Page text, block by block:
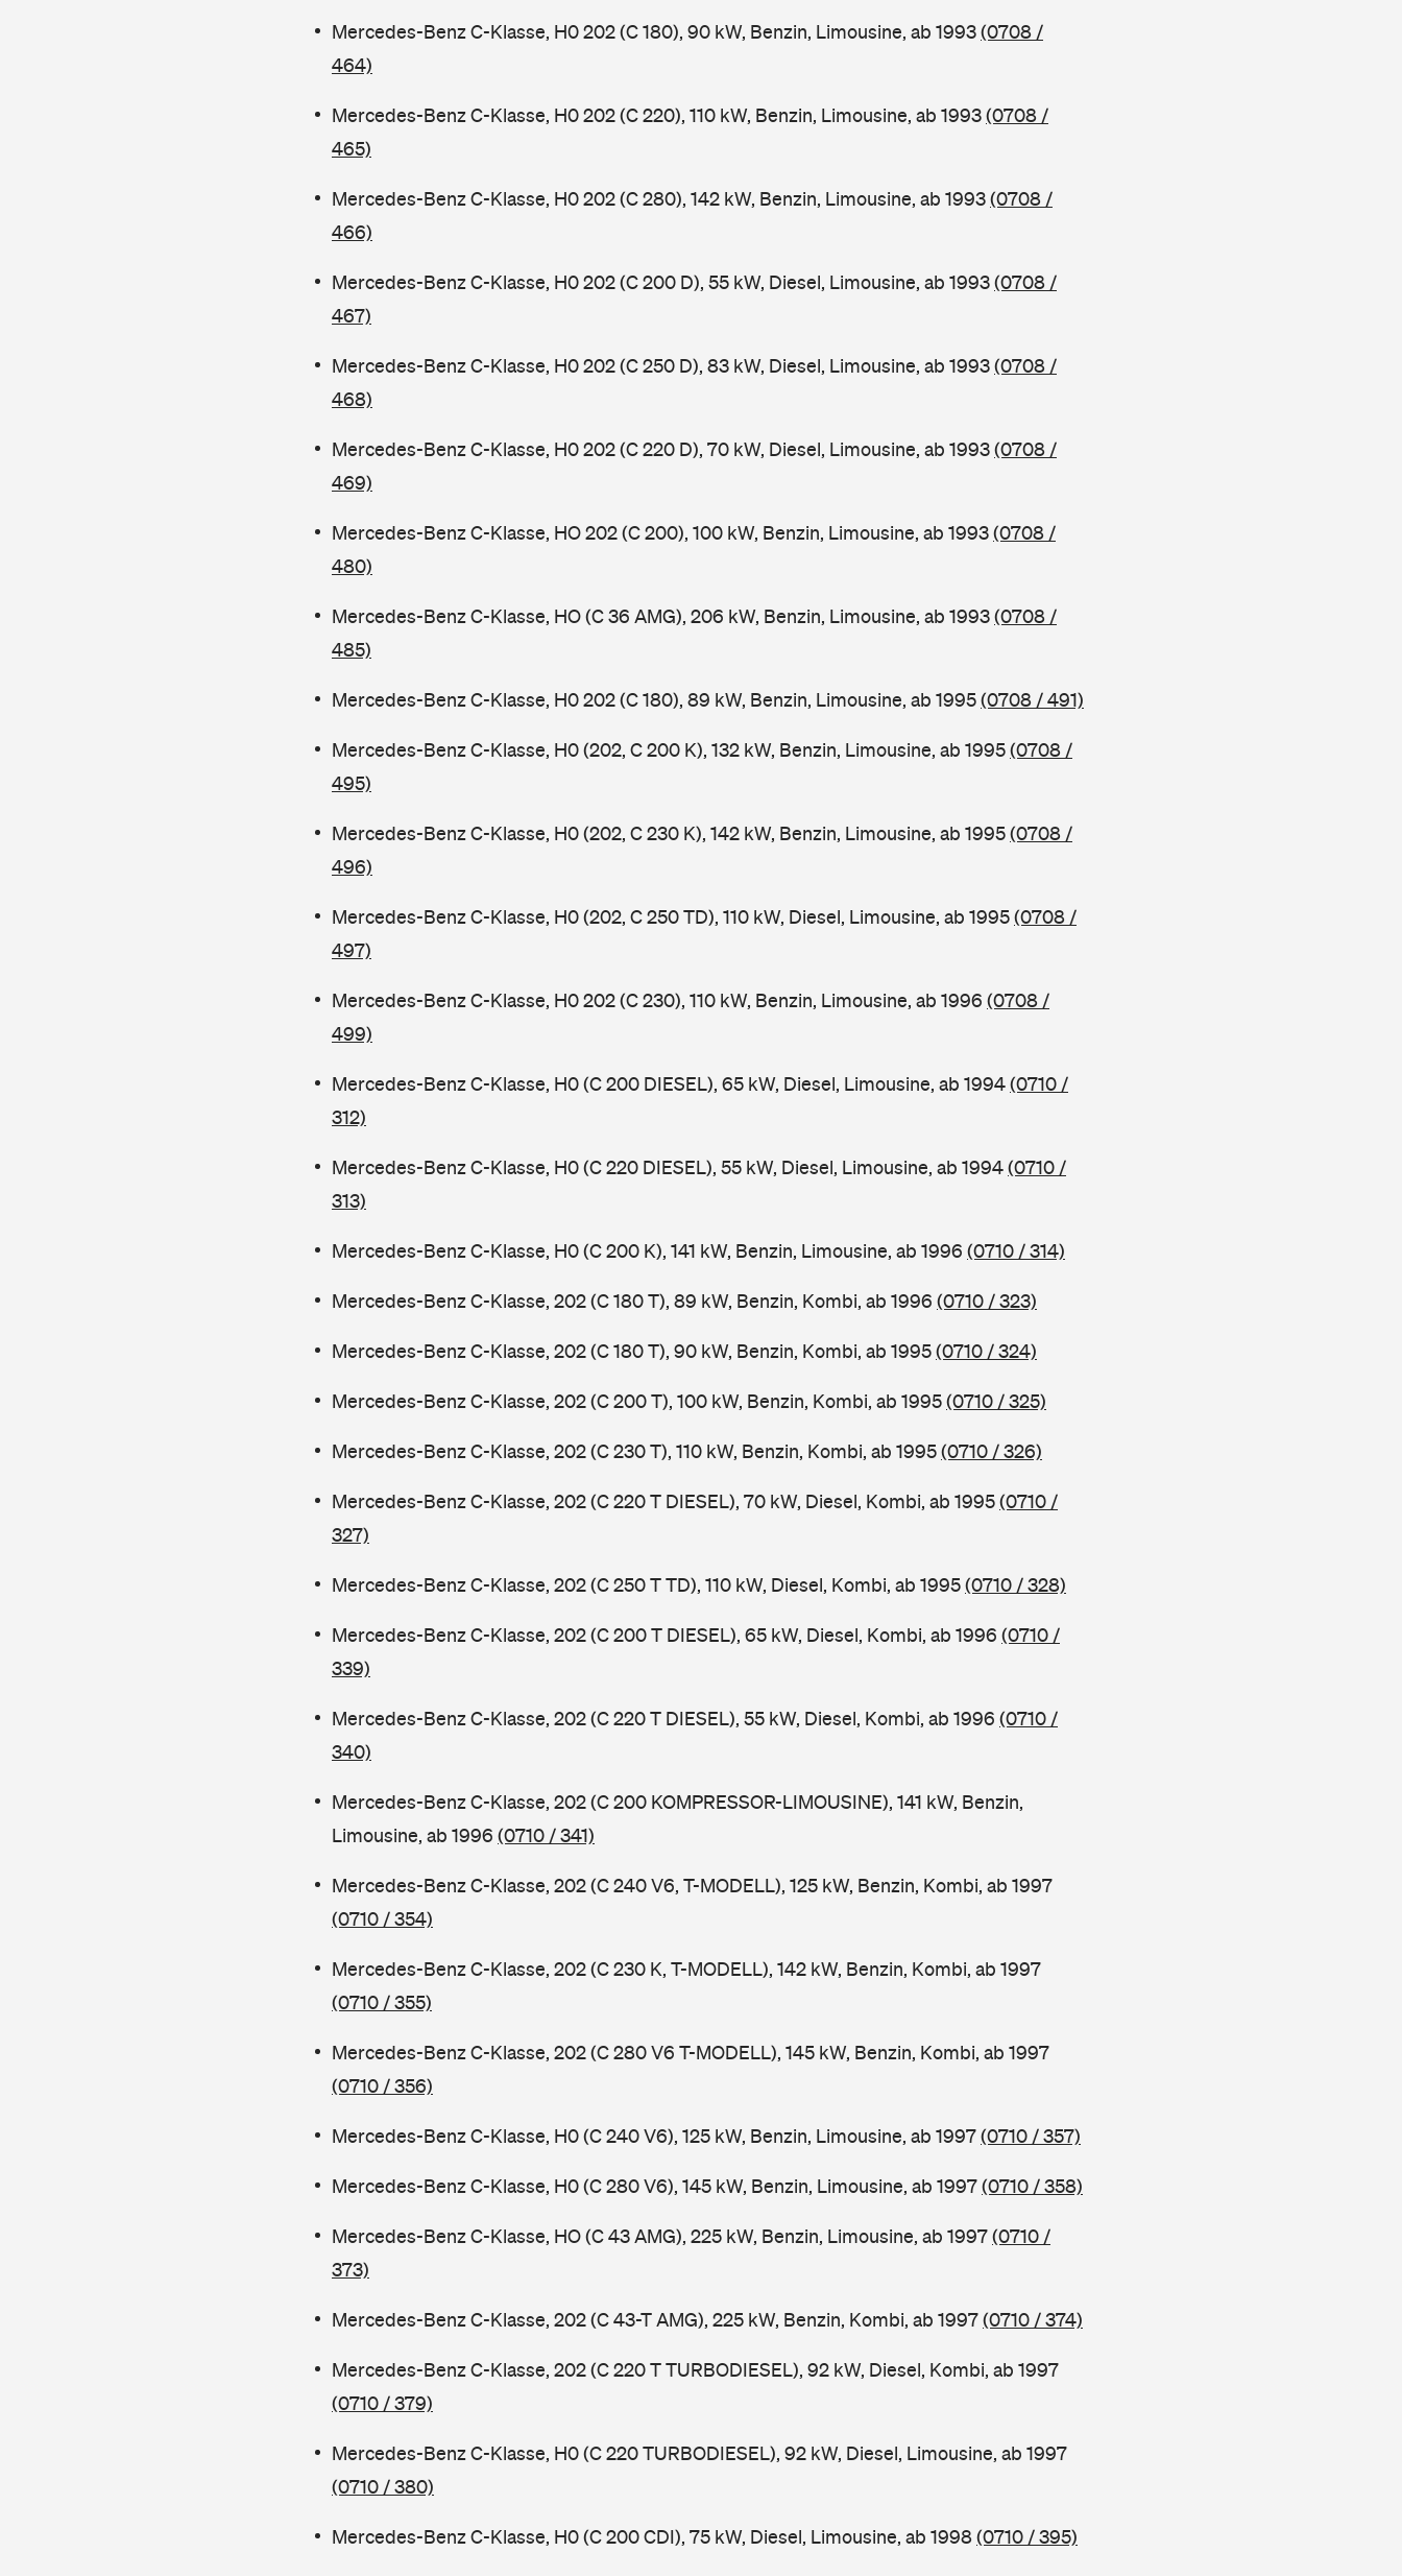
Mercedes-Benz C-Klasse, H0 202 (C 180), 90 kW, Benzin, Limousine, ab 1993(0708 /
464)
Mercedes-Benz C-Klasse, H0 202 (C 220), 110 kW, Benzin, Limousine, ab 1993(0708 /
465)
Mercedes-Benz C-Klasse, H0 202 (C 280), 142 kW, Benzin, Limousine, ab 1993(0708 /
466)
Mercedes-Benz C-Klasse, H0 202 (C 200 D), 55 kW, Diesel, Limousine, ab 1993(0708 /
467)
Mercedes-Benz C-Klasse, H0 202 (C 250 D), 83 kW, Diesel, Limousine, ab 1993(0708 /
468)
Mercedes-Benz C-Klasse, H0 202 (C 220 D), 70 kW, Diesel, Limousine, ab 1993(0708 /
469)
Mercedes-Benz C-Klasse, HO 202 (C 200), 100 kW, Benzin, Limousine, ab 1993(0708 /
480)
Mercedes-Benz C-Klasse, HO (C 36 AMG), 206 kW, Benzin, Limousine, ab 1993(0708 /
485)
Mercedes-Benz C-Klasse, H0 202 (C 180), 89 kW, Benzin, Limousine, ab 1995(0708 / 491)
Mercedes-Benz C-Klasse, H0 (202, C 200 K), 132 kW, Benzin, Limousine, ab 1995(0708 /
495)
Mercedes-Benz C-Klasse, H0 (202, C 230 K), 142 kW, Benzin, Limousine, ab 1995(0708 /
496)
Mercedes-Benz C-Klasse, H0 (202, C 250 TD), 110 kW, Diesel, Limousine, ab 1995(0708 /
497)
Mercedes-Benz C-Klasse, H0 202 (C 230), 110 kW, Benzin, Limousine, ab 1996 (0708 /
499)
Mercedes-Benz C-Klasse, H0 (C 200 DIESEL), 65 kW, Diesel, Limousine, ab 1994(0710 /
312)
Mercedes-Benz C-Klasse, H0 (C 220 DIESEL), 55 kW, Diesel, Limousine, ab 1994(0710 /
313)
Mercedes-Benz C-Klasse, H0 (C 200 K), 141 kW, Benzin, Limousine, ab 1996 (0710 / 314)
Mercedes-Benz C-Klasse, 202 (C 180 T), 89 kW, Benzin, Kombi, ab 1996 (0710 / 323)
Mercedes-Benz C-Klasse, 202 (C 180 T), 90 kW, Benzin, Kombi, ab 1995(0710 / 324)
Mercedes-Benz C-Klasse, 202 (C 200 T), 100 kW, Benzin, Kombi, ab 1995(0710 / 325)
Mercedes-Benz C-Klasse, 202 (C 230 T), 110 kW, Benzin, Kombi, ab 1995(0710 / 326)
Mercedes-Benz C-Klasse, 202 (C 220 T DIESEL), 70 kW, Diesel, Kombi, ab 1995(0710 /
327)
Mercedes-Benz C-Klasse, 202 (C 250 T TD), 110 kW, Diesel, Kombi, ab 1995(0710 / 328)
Mercedes-Benz C-Klasse, 202 (C 200 T DIESEL), 65 kW, Diesel, Kombi, ab 1996 (0710 /
339)
Mercedes-Benz C-Klasse, 202 (C 220 T DIESEL), 55 kW, Diesel, Kombi, ab 1996 (0710 /
340)
Mercedes-Benz C-Klasse, 202 (C 200 KOMPRESSOR-LIMOUSINE), 141 kW, Benzin,
Limousine, ab 1996 (0710 / 341)
Mercedes-Benz C-Klasse, 202 (C 240 V6, T-MODELL), 125 kW, Benzin, Kombi, ab 1997
(0710 / 354)
Mercedes-Benz C-Klasse, 202 (C 230 K, T-MODELL), 142 kW, Benzin, Kombi, ab 1997
(0710 / 355)
Mercedes-Benz C-Klasse, 202 (C 280 V6 T-MODELL), 145 kW, Benzin, Kombi, ab 1997
(0710 / 356)
Mercedes-Benz C-Klasse, H0 (C 240 V6), 125 kW, Benzin, Limousine, ab 1997(0710 / 357)
Mercedes-Benz C-Klasse, H0 (C 280 V6), 145 kW, Benzin, Limousine, ab 1997(0710 / 358)
Mercedes-Benz C-Klasse, HO (C 43 AMG), 225 kW, Benzin, Limousine, ab 1997(0710 /
373)
Mercedes-Benz C-Klasse, 202 (C 43-T AMG), 225 kW, Benzin, Kombi, ab 1997(0710 / 374)
Mercedes-Benz C-Klasse, 202 (C 220 T TURBODIESEL), 92 kW, Diesel, Kombi, ab 1997
(0710 / 379)
Mercedes-Benz C-Klasse, H0 (C 220 TURBODIESEL), 92 kW, Diesel, Limousine, ab 1997
(0710 / 380)
Mercedes-Benz C-Klasse, H0 (C 200 CDI), 75 kW, Diesel, Limousine, ab 1998(0710 / 395)